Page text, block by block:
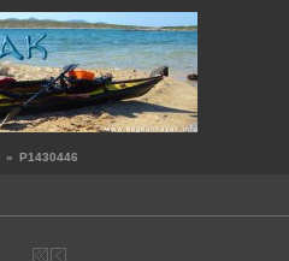
» P1430446